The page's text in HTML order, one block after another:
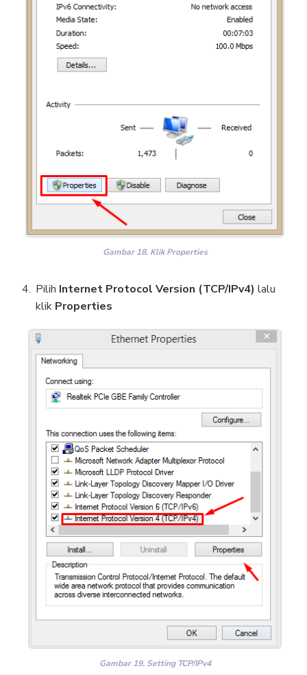
Gambar 18. Klik Properties
Pilih Internet Protocol Version (TCP/IPv4) lalu
klik Properties
Gambar 19. Setting TCP/IPv4